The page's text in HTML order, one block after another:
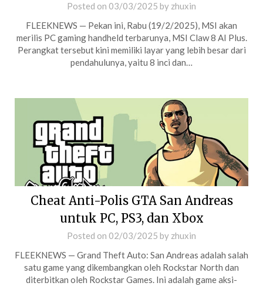
Posted on 03/03/2025 by zhuxin
FLEEKNEWS — Pekan ini, Rabu (19/2/2025), MSI akan
merilis PC gaming handheld terbarunya, MSI Claw 8 AI Plus.
Perangkat tersebut kini memiliki layar yang lebih besar dari
pendahulunya, yaitu 8 inci dan…
Cheat Anti-Polis GTA San Andreas
untuk PC, PS3, dan Xbox
Posted on 02/03/2025 by zhuxin
FLEEKNEWS — Grand Theft Auto: San Andreas adalah salah
satu game yang dikembangkan oleh Rockstar North dan
diterbitkan oleh Rockstar Games. Ini adalah game aksi-